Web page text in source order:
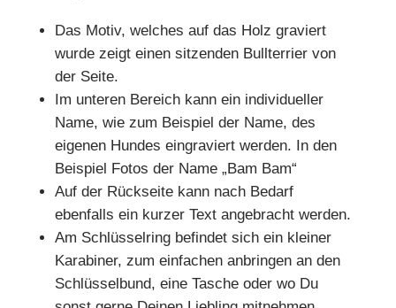
Das Motiv, welches auf das Holz graviert
wurde zeigt einen sitzenden Bullterrier von
der Seite.
Im unteren Bereich kann ein individueller
Name, wie zum Beispiel der Name, des
eigenen Hundes eingraviert werden. In den
Beispiel Fotos der Name „Bam Bam“
Auf der Rückseite kann nach Bedarf
ebenfalls ein kurzer Text angebracht werden.
Am Schlüsselring befindet sich ein kleiner
Karabiner, zum einfachen anbringen an den
Schlüsselbund, eine Tasche oder wo Du